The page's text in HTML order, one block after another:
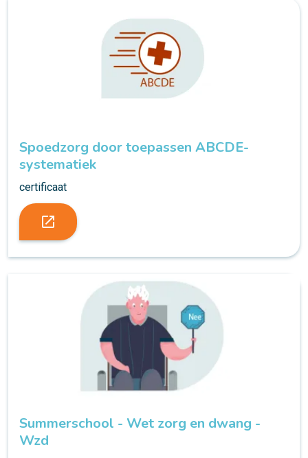
Spoedzorg door toepassen ABCDE-
systematiek
certificaat
launch
Summerschool - Wet zorg en dwang -
Wzd